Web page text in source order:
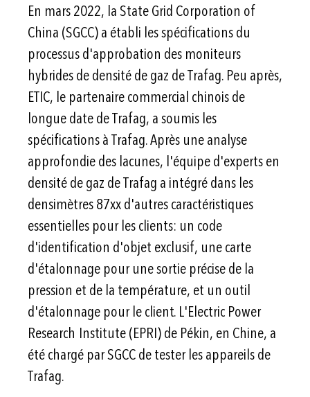
En mars 2022, la State Grid Corporation of
China (SGCC) a établi les spécifications du
processus d'approbation des moniteurs
hybrides de densité de gaz de Trafag. Peu après,
ETIC, le partenaire commercial chinois de
longue date de Trafag, a soumis les
spécifications à Trafag. Après une analyse
approfondie des lacunes, l'équipe d'experts en
densité de gaz de Trafag a intégré dans les
densimètres 87xx d'autres caractéristiques
essentielles pour les clients: un code
d'identification d'objet exclusif, une carte
d'étalonnage pour une sortie précise de la
pression et de la température, et un outil
d'étalonnage pour le client. L'Electric Power
Research Institute (EPRI) de Pékin, en Chine, a
été chargé par SGCC de tester les appareils de
Trafag.